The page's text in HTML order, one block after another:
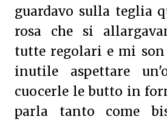
guardavo sulla teglia
rosa che si
tutte regolari e mi son
inutile aspettare
cuocerle le butto in
parla tanto come